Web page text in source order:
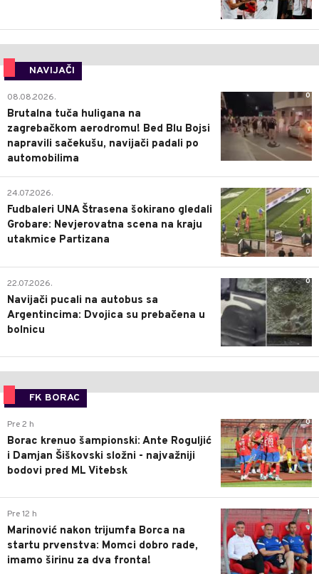
NAVIJAČI
0
08.08.2026.
Brutalna tuča huligana na
zagrebačkom aerodromu! Bed Blu Bojsi
napravili sačekušu, navijači padali po
automobilima
0
24.07.2026.
Fudbaleri UNA Štrasena šokirano gledali
Grobare: Nevjerovatna scena na kraju
utakmice Partizana
0
22.07.2026.
Navijači pucali na autobus sa
Argentincima: Dvojica su prebačena u
bolnicu
FK BORAC
0
Pre 2 h
Borac krenuo šampionski: Ante Roguljić
i Damjan Šiškovski složni - najvažniji
bodovi pred ML Vitebsk
1
Pre 12 h
Marinović nakon trijumfa Borca na
startu prvenstva: Momci dobro rade,
imamo širinu za dva fronta!